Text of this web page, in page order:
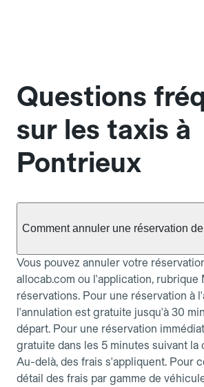
Questions
sur les taxis à
Pontrieux
Comment annuler une réservation
Vous pouvez annuler votre
allocab.com ou l'application, rubrique
réservations. Pour une réservation à
l'annulation est gratuite jusqu'à 30
départ. Pour une réservation
gratuite dans les 5 minutes suivant la
Au-delà, des frais s'appliquent. Pour
détail des frais par gamme de